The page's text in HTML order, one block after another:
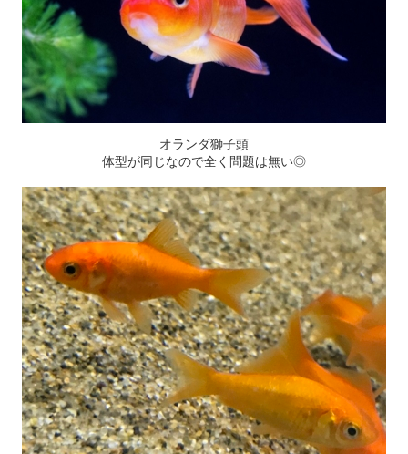
オランダ獅子頭
体型が同じなので全く問題は無い◎